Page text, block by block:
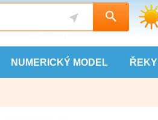
NUMERICKÝ MODEL ŘEKY